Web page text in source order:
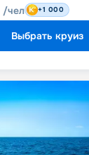
/чел +1 000
Выбрать круиз